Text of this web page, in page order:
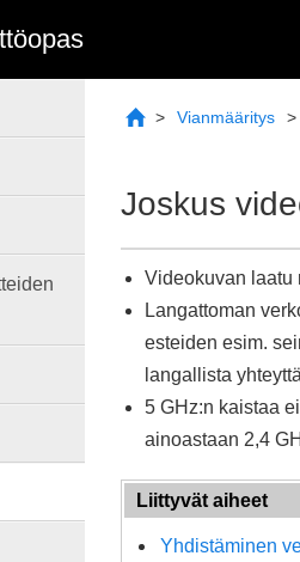
Vianmääritys
Joskus
Videokuvan laatu
Langattoman
esteiden esim.
langallista
5 GHz:n kaistaa
ainoastaan 2,4
Liittyvät aiheet
Yhdistäminen